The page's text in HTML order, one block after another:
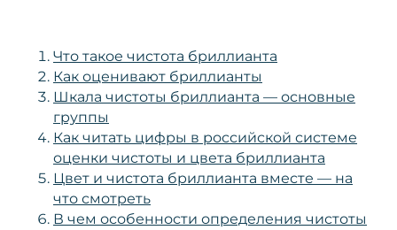
Что такое чистота бриллианта
Как оценивают бриллианты
Шкала чистоты бриллианта — основные
группы
Как читать цифры в российской системе
оценки чистоты и цвета бриллианта
Цвет и чистота бриллианта вместе — на
что смотреть
В чем особенности определения чистоты